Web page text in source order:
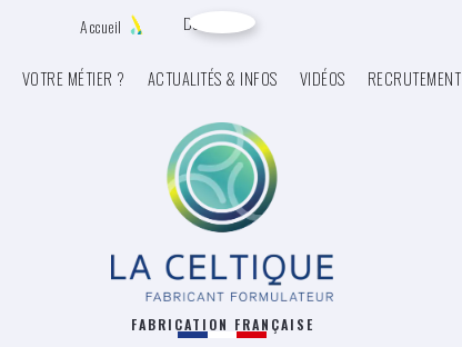
FABRICATION FRANÇAISE
Accueil Devis
VOTRE MÉTIER ? ACTUALITÉS & INFOS VIDÉOS RECRUTEMENT